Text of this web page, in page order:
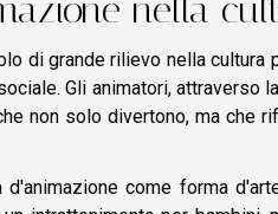
nella
di grande rilievo nella
Gli animatori, attraverso
non solo divertono, ma che
come forma